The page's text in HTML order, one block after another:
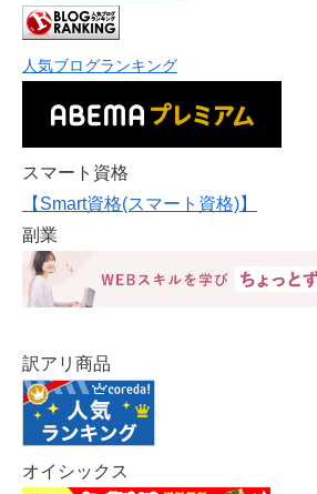
人気ブログランキング
スマート資格
【Smart資格(スマート資格)】
副業
訳アリ商品
オイシックス